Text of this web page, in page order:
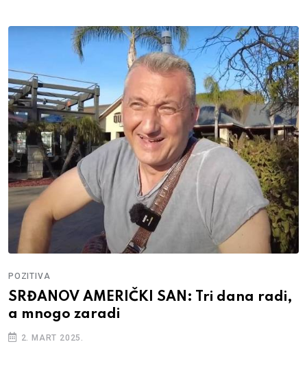
POZITIVA
SRĐANOV AMERIČKI SAN: Tri dana radi,
a mnogo zaradi
2. MART 2025.